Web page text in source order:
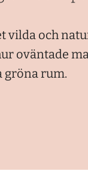
vilda och
oväntade
gröna rum.